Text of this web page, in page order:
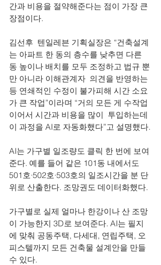
간과 비용을 절약해준다는 점이 가장 큰
장점이다.
김선후  텐일레븐 기획실장은 “건축설계
는 아파트 한 동의 층수를 낮추면 다른
동 높이나 배치를 모두 조정하고 법규 뿐
만 아니라 이해관계자  의견을 반영하는
등 연쇄적인 수정이 불가피해 시간 소요
가 큰 작업”이라며 “거의 모든 게 수작업
이어서 시간과 비용을 많이  투입하는데
이 과정을 AI로 자동화했다”고 설명했다.
AI는 가구별 일조량도 클릭 한 번에 보여
준다. 예를 들어 같은 101동 내에서도
501호·502호·503호의 일조시간을 분 단
위로 산출한다. 조망권도 데이터화했다.
가구별로 실제 얼마나 한강이나 산 조망
이 가능한지 3D로 보여준다. AI는 필지
에 맞춰 공동주택, 다세대, 연립주택, 오
피스텔까지 모든 건축물 설계안을 만들
수 있다.